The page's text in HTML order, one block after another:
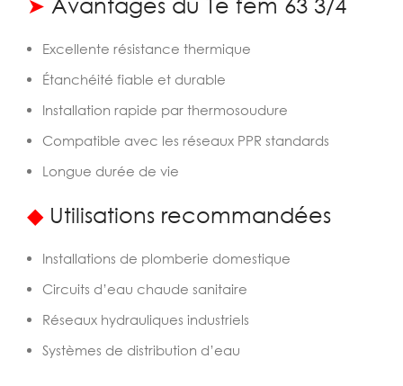
Excellente résistance thermique
Étanchéité fiable et durable
Installation rapide par thermosoudure
Compatible avec les réseaux PPR standards
Longue durée de vie
◆Utilisations recommandées
Installations de plomberie domestique
Circuits d’eau chaude sanitaire
Réseaux hydrauliques industriels
Systèmes de distribution d’eau